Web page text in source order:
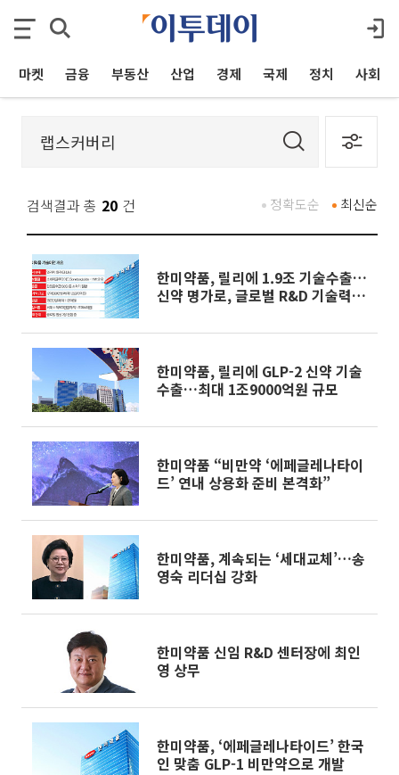
마켓 금융 부동산 산업 경제 국제 정치 사회
검색결과 총 20 건 최신순
정확도순
한미약품, 릴리에 1.9조 기술수출…
신약 명가로, 글로벌 R&D 기술력 입
한미약품, 릴리에 GLP-2 신약 기술
수출…최대 1조9000억원 규모
한미약품 “비만약 ‘에페글레나타이
드’ 연내 상용화 준비 본격화”
한미약품, 계속되는 ‘세대교체’…송
영숙 리더십 강화
한미약품 신임 R&D 센터장에 최인
영 상무
한미약품, ‘에페글레나타이드’ 한국
인 맞춤 GLP-1 비만약으로 개발